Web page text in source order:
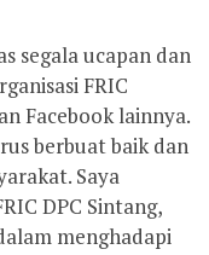
segala ucapan dan
FRIC
Facebook lainnya.
berbuat baik dan
Saya
DPC Sintang,
menghadapi